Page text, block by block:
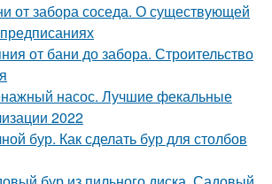
от забора соседа. О существующей
от бани до забора. Строительство
насос. Лучшие фекальные
2022
бур. Как сделать бур для столбов